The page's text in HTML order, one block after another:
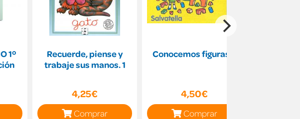
1º
Recuerde, piense y
trabaje sus manos. 1
4,25€
Comprar
Conocemos figuras 3
4,50€
Comprar